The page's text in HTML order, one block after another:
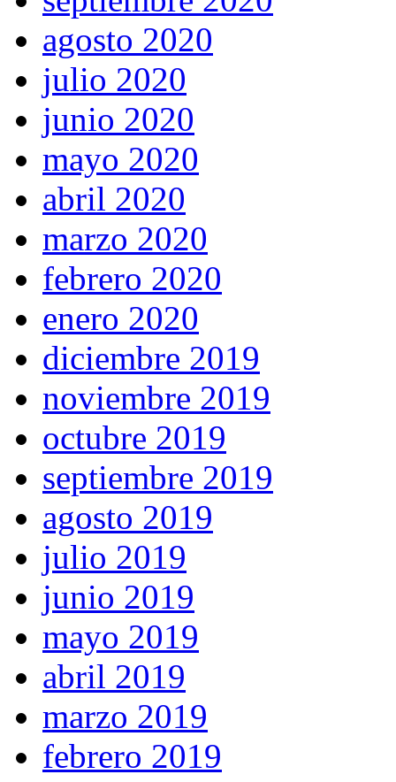
agosto 2020
julio 2020
junio 2020
mayo 2020
abril 2020
marzo 2020
febrero 2020
enero 2020
diciembre 2019
noviembre 2019
octubre 2019
septiembre 2019
agosto 2019
julio 2019
junio 2019
mayo 2019
abril 2019
marzo 2019
febrero 2019